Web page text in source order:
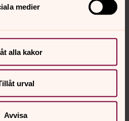
medier
alla kakor
urval
Avvisa
031-771 30 00